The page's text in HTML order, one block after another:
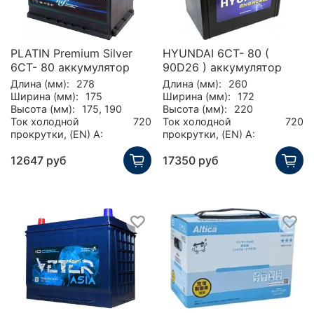
PLATIN Premium Silver
6CT- 80 аккумулятор
Длина (мм):
278
Ширина (мм):
175
Высота (мм):
175, 190
Ток холодной
прокрутки, (EN) А:
720
12647 руб
HYUNDAI 6CT- 80 (
90D26 ) аккумулятор
Длина (мм):
260
Ширина (мм):
172
Высота (мм):
220
Ток холодной
прокрутки, (EN) А:
720
17350 руб